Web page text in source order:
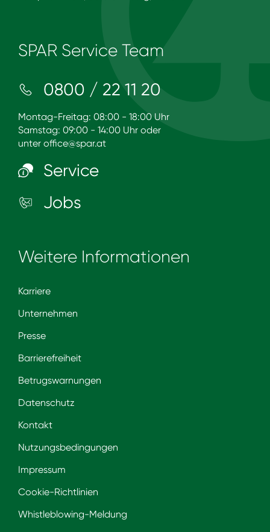
SPAR Service Team
0800 / 22 11 20
Montag-Freitag: 08:00 - 18:00 Uhr
Samstag: 09:00 - 14:00 Uhr oder
unter office@spar.at
Service
Jobs
Weitere Informationen
Karriere
Unternehmen
Presse
Barrierefreiheit
Betrugswarnungen
Datenschutz
Kontakt
Nutzungsbedingungen
Impressum
Cookie-Richtlinien
Whistleblowing-Meldung